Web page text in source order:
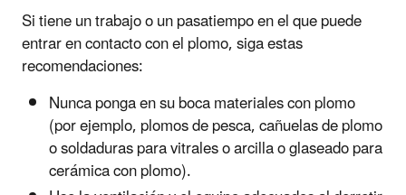
Si tiene un trabajo o un pasatiempo en el que puede
entrar en contacto con el plomo, siga estas
recomendaciones:
Nunca ponga en su boca materiales con plomo
(por ejemplo, plomos de pesca, cañuelas de plomo
o soldaduras para vitrales o arcilla o glaseado para
cerámica con plomo).